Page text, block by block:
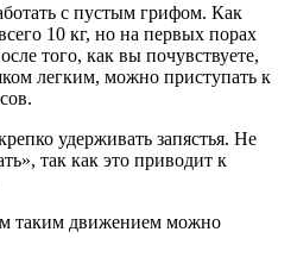
с пустым грифом. Как
10 кг, но на первых порах
того, как вы почувствуете,
легким, можно приступать к
удерживать запястья. Не
так как это приводит к
таким движением можно